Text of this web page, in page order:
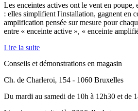
Les enceintes actives ont le vent en poupe,
: elles simplifient l'installation, gagnent en
amplification pensée sur mesure pour
entre « enceinte active », « enceinte
Lire la suite
Conseils et démonstrations en magasin
Ch. de Charleroi, 154 - 1060 Bruxelles
Du mardi au samedi de 10h à 12h30 et de